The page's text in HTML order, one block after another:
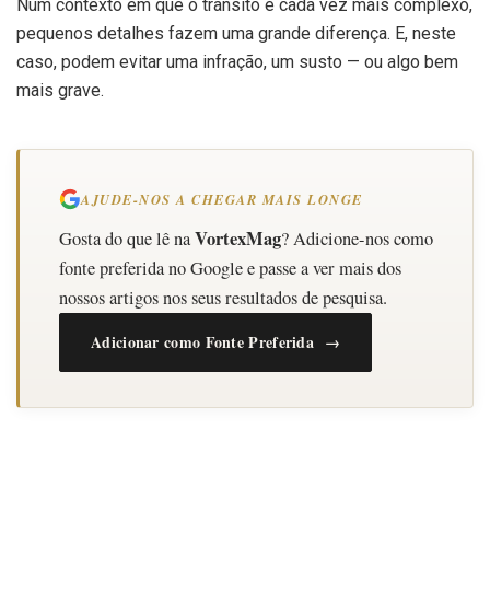
Num contexto em que o trânsito é cada vez mais complexo,
pequenos detalhes fazem uma grande diferença. E, neste
caso, podem evitar uma infração, um susto — ou algo bem
mais grave.
AJUDE-NOS A CHEGAR MAIS LONGE
Gosta do que lê naVortexMag? Adicione-nos como
fonte preferida no Google e passe a ver mais dos
nossos artigos nos seus resultados de pesquisa.
Adicionar como Fonte Preferida →